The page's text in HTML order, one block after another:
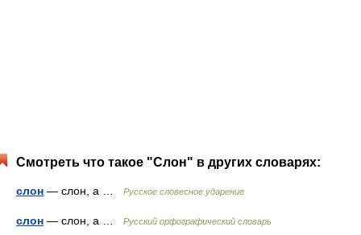
Смотреть что такое "Слон" в других словарях:
слон — слон, а … Русское словесное ударение
слон — слон, а … Русский орфографический словарь